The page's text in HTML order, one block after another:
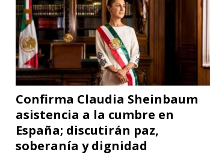
Confirma Claudia Sheinbaum
asistencia a la cumbre en
España; discutirán paz,
soberanía y dignidad